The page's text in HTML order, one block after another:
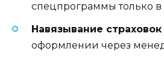
спецпрограммы только
Навязывание страховок
оформлении через